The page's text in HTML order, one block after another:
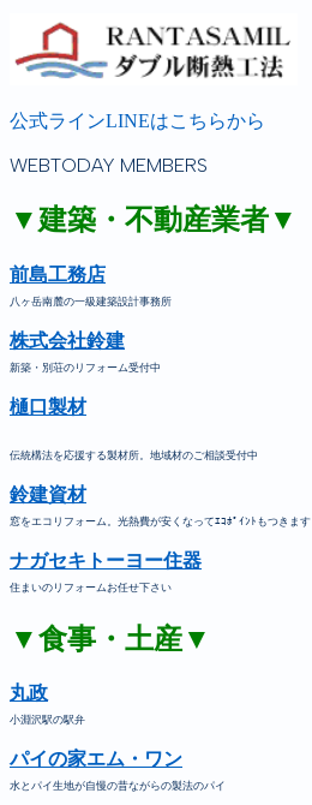
公式ラインLINEはこちらから
WEBTODAY MEMBERS
▼建築・不動産業者▼
前島工務店
八ヶ岳南麓の一級建築設計事務所
株式会社鈴建
新築・別荘のリフォーム受付中
樋口製材
伝統構法を応援する製材所。地域材のご相談受付中
鈴建資材
窓をエコリフォーム。光熱費が安くなってｴｺﾎﾟｲﾝﾄもつきます
ナガセキトーヨー住器
住まいのリフォームお任せ下さい
▼食事・土産▼
丸政
小淵沢駅の駅弁
パイの家エム・ワン
水とパイ生地が自慢の昔ながらの製法のパイ